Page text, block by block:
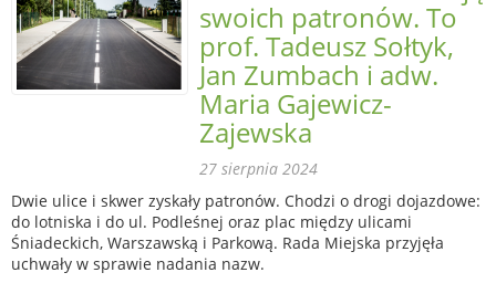
swoich patronów. To
prof. Tadeusz Sołtyk,
Jan Zumbach i adw.
Maria Gajewicz-
Zajewska
27 sierpnia 2024
Dwie ulice i skwer zyskały patronów. Chodzi o drogi dojazdowe:
do lotniska i do ul. Podleśnej oraz plac między ulicami
Śniadeckich, Warszawską i Parkową. Rada Miejska przyjęła
uchwały w sprawie nadania nazw.